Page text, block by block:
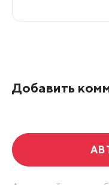
Добавить